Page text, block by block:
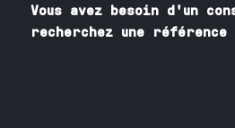
Vous avez besoin d'un
recherchez une référence